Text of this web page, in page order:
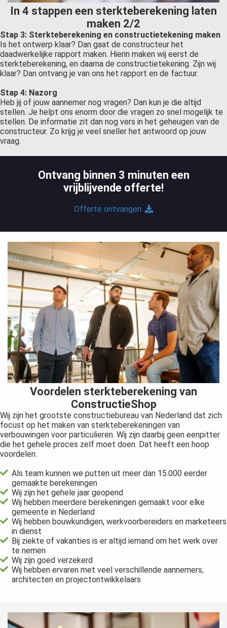
In 4 stappen een sterkteberekening laten
maken 2/2
Stap 3: Sterkteberekening en constructietekening maken
Is het ontwerp klaar? Dan gaat de constructeur het
daadwerkelijke rapport maken. Hierin maken wij eerst de
sterkteberekening, en daarna de constructietekening. Zijn wij
klaar? Dan ontvang je van ons het rapport en de factuur.
Stap 4: Nazorg
Heb jij of jouw aannemer nog vragen? Dan kun je die altijd
stellen. Je helpt ons enorm door die vragen zo snel mogelijk te
stellen. De informatie zit dan nog vers in het geheugen van de
constructeur. Zo krijg je veel sneller het antwoord op jouw
vraag.
Ontvang binnen 3 minuten een
vrijblijvende offerte!
Offerte ontvangen
Voordelen sterkteberekening van
ConstructieShop
Wij zijn het grootste constructiebureau van Nederland dat zich
focust op het maken van sterkteberekeningen van
verbouwingen voor particulieren. Wij zijn daarbij geen eenpitter
die het gehele proces zelf moet doen. Dat heeft een hoop
voordelen.
Als team kunnen we putten uit meer dan 15.000 eerder
gemaakte berekeningen
Wij zijn het gehele jaar geopend
Wij hebben meerdere berekeningen gemaakt voor elke
gemeente in Nederland
Wij hebben bouwkundigen, werkvoorbereiders en marketeers
in dienst
Bij ziekte of vakanties is er altijd iemand om het werk over
te nemen
Wij zijn goed verzekerd
Wij hebben ervaren met veel verschillende aannemers,
architecten en projectontwikkelaars